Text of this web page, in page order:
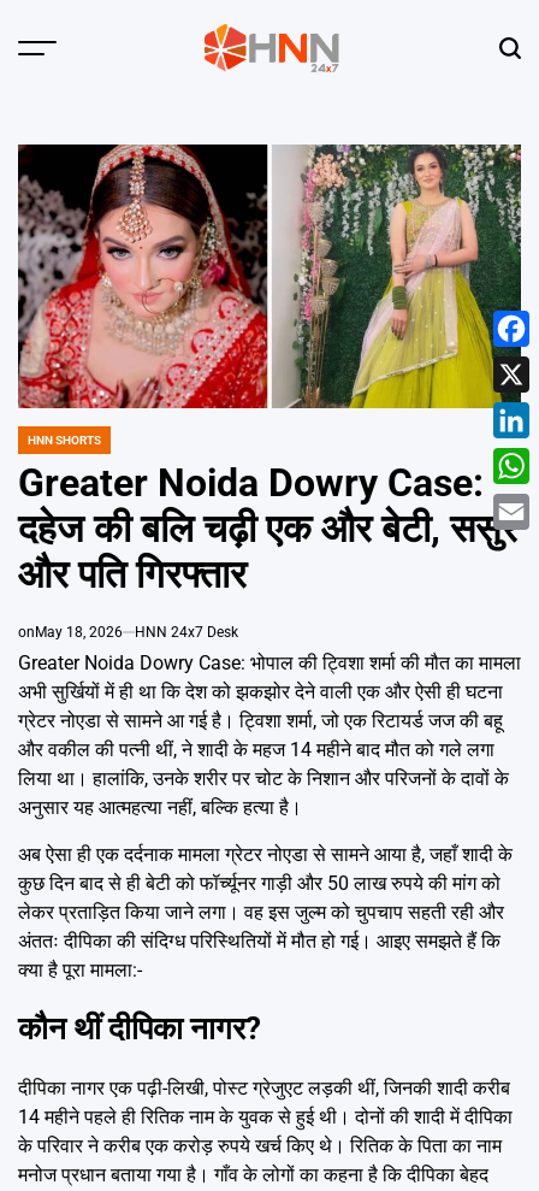
Menu
POSTED
HNN SHORTS
Greater Noida Dowry Case:
दहेज की बलि चढ़ी एक और बेटी, ससुर
और पति गिरफ्तार
onMay 18, 2026 HNN 24x7 Desk
Greater Noida Dowry Case: भोपाल की ट्विशा शर्मा की मौत का मामला
अभी सुर्खियों में ही था कि देश को झकझोर देने वाली एक और ऐसी ही घटना
ग्रेटर नोएडा से सामने आ गई है। ट्विशा शर्मा, जो एक रिटायर्ड जज की बहू
और वकील की पत्नी थीं, ने शादी के महज 14 महीने बाद मौत को गले लगा
लिया था। हालांकि, उनके शरीर पर चोट के निशान और परिजनों के दावों के
अनुसार यह आत्महत्या नहीं, बल्कि हत्या है।
अब ऐसा ही एक दर्दनाक मामला ग्रेटर नोएडा से सामने आया है, जहाँ शादी के
कुछ दिन बाद से ही बेटी को फॉर्च्यूनर गाड़ी और 50 लाख रुपये की मांग को
लेकर प्रताड़ित किया जाने लगा। वह इस जुल्म को चुपचाप सहती रही और
अंततः दीपिका की संदिग्ध परिस्थितियों में मौत हो गई। आइए समझते हैं कि
क्या है पूरा मामला:-
कौन थीं दीपिका नागर?
दीपिका नागर एक पढ़ी-लिखी, पोस्ट ग्रेजुएट लड़की थीं, जिनकी शादी करीब
14 महीने पहले ही रितिक नाम के युवक से हुई थी। दोनों की शादी में दीपिका
के परिवार ने करीब एक करोड़ रुपये खर्च किए थे। रितिक के पिता का नाम
मनोज प्रधान बताया गया है। गाँव के लोगों का कहना है कि दीपिका बेहद
X